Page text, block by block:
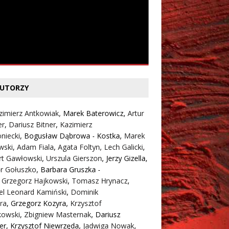
Antkowiak, Marek Baterowicz, Artur
, Dariusz Bitner, Kazimierz
, Bogusław Dąbrowa - Kostka, Marek
, Adam Fiala, Agata Foltyn, Lech Galicki,
Gawłowski, Urszula Gierszon, Jerzy Gizella,
Gołuszko, Barbara Gruszka -
Grzegorz Hajkowski, Tomasz Hrynacz,
Leonard Kamiński, Dominik
, Grzegorz Kozyra, Krzysztof
, Zbigniew Masternak, Dariusz
, Krzysztof Niewrzęda, Jadwiga Nowak,